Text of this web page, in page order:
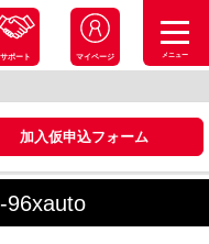
サポート マイページ メニュー
加入仮申込フォーム
96xauto